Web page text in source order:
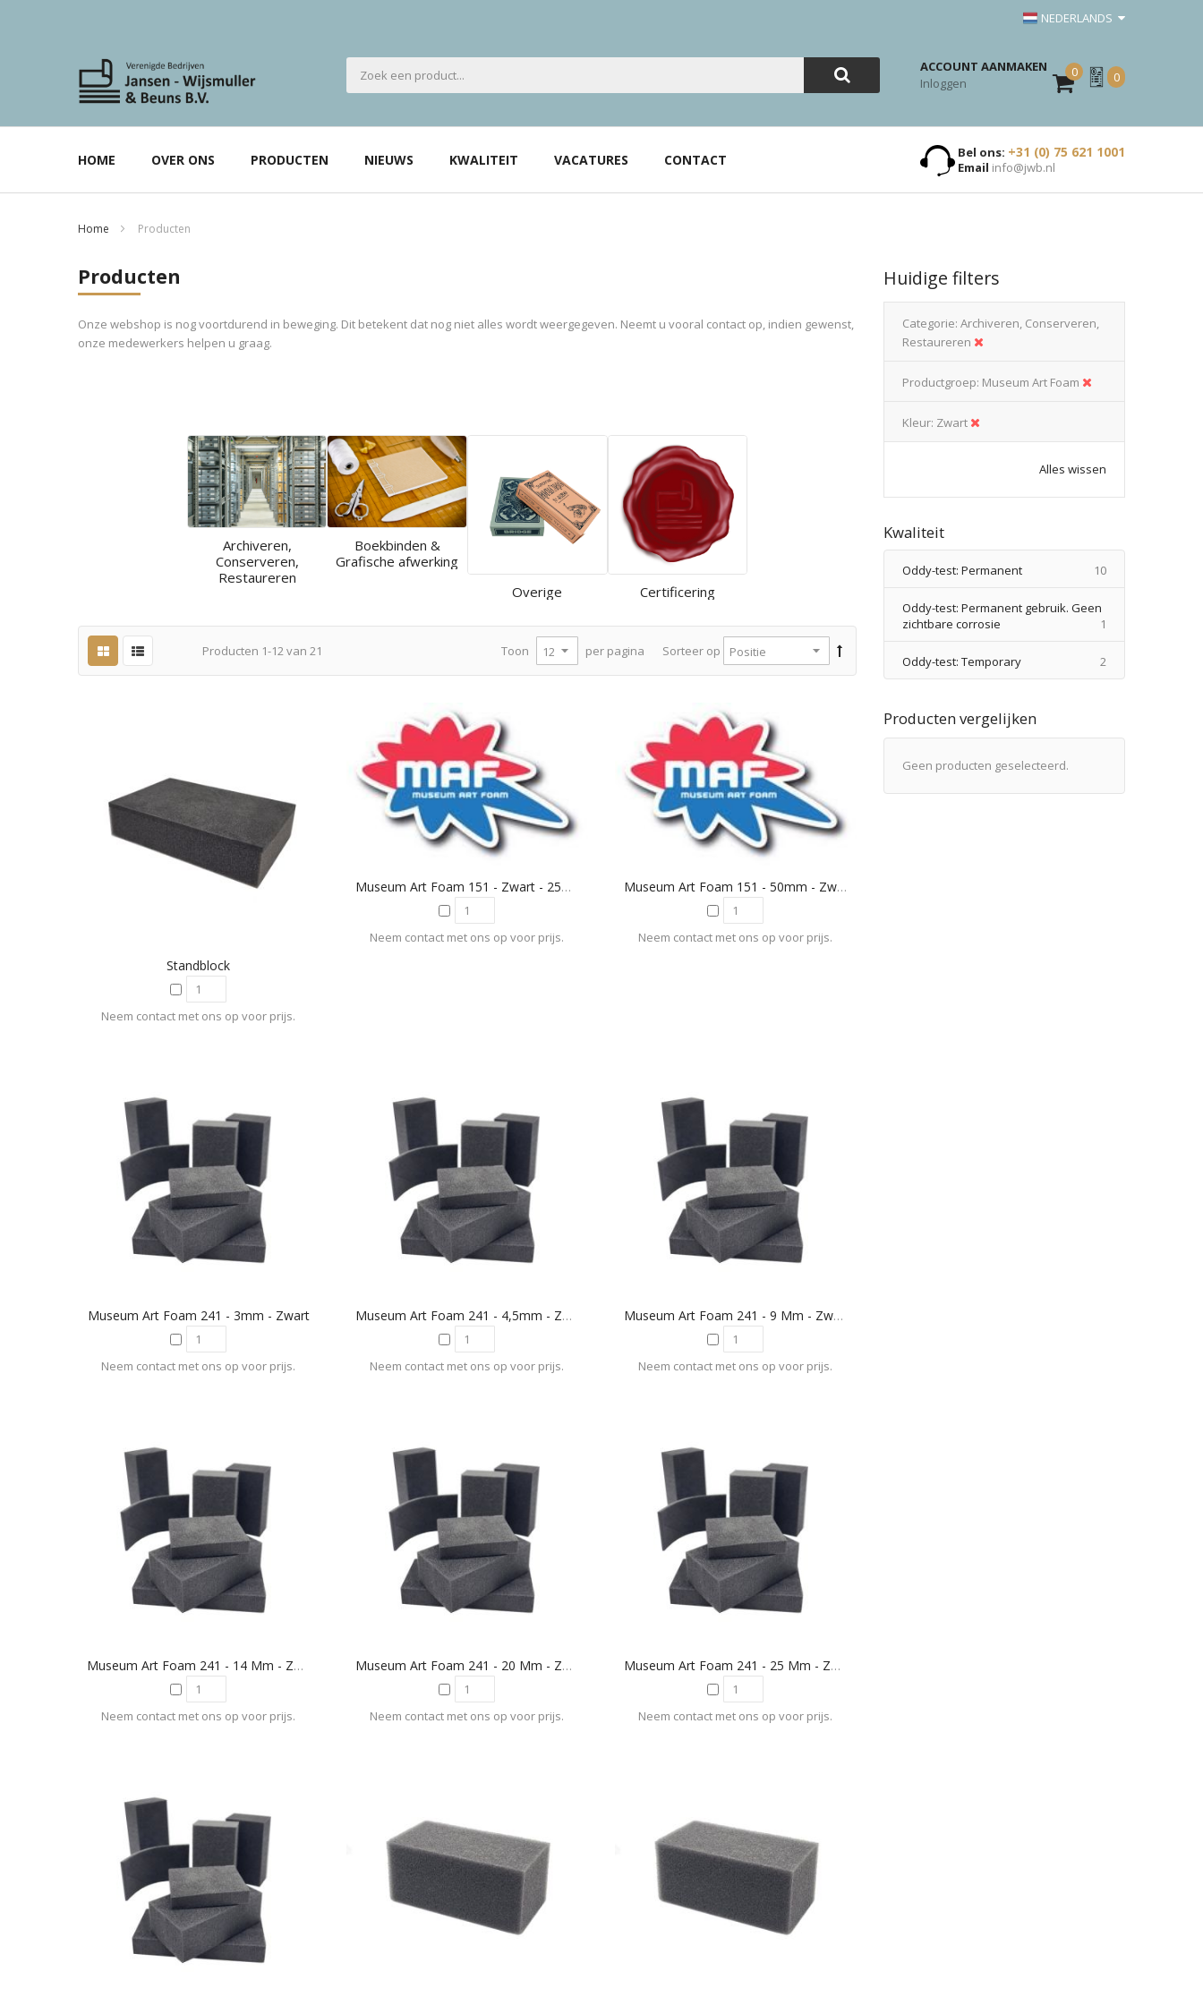
NEDERLANDS
ACCOUNT AANMAKEN
Inloggen
0
Mijn
Offerte
0
HOME OVER ONS PRODUCTEN NIEUWS KWALITEIT VACATURES CONTACT Bel ons: +31 (0) 75 621 1001
Email info@jwb.nl
Home Producten
Producten
Onze webshop is nog voortdurend in beweging. Dit betekent dat nog niet alles wordt weergegeven. Neemt u vooral contact op, indien gewenst,
onze medewerkers helpen u graag.
Archiveren,
Conserveren,
Restaureren
Boekbinden &
Grafische afwerking
Overige
Certificering
Producten 1-12van 21 Sorteer op
Toon per pagina
Standblock
Neem contact met ons op voor prijs.
Museum Art Foam 151 - Zwart - 25mm
Neem contact met ons op voor prijs.
Museum Art Foam 151 - 50mm - Zwart
Neem contact met ons op voor prijs.
Museum Art Foam 241 - 3mm - Zwart
Neem contact met ons op voor prijs.
Museum Art Foam 241 - 4,5mm - Zwart
Neem contact met ons op voor prijs.
Museum Art Foam 241 - 9 Mm - Zwart
Neem contact met ons op voor prijs.
Museum Art Foam 241 - 14 Mm - Zwart
Neem contact met ons op voor prijs.
Museum Art Foam 241 - 20 Mm - Zwart
Neem contact met ons op voor prijs.
Museum Art Foam 241 - 25 Mm - Zwart
Neem contact met ons op voor prijs.
Huidige filters
Categorie Archiveren, Conserveren,
Restaureren
Productgroep Museum Art Foam
Kleur Zwart
Alles wissen
Kwaliteit
Oddy-test: Permanent 10producten
Oddy-test: Permanent gebruik. Geen
zichtbare corrosie
1
Oddy-test: Temporary 2
Producten vergelijken
Geen producten geselecteerd.